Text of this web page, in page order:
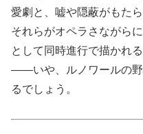
愛劇と、嘘や隠蔽がもたら
それらがオペラさながら
として同時進行で描かれ
――いや、ルノワールの野
るでしょう。